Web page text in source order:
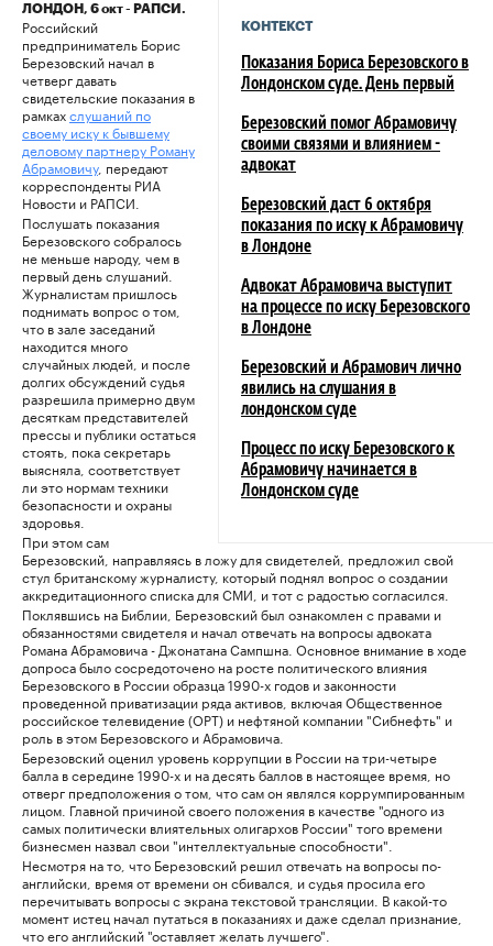
КОНТЕКСТ
Показания Бориса Березовского в
Лондонском суде. День первый
Березовский помог Абрамовичу
своими связями и влиянием -
адвокат
Березовский даст 6 октября
показания по иску к Абрамовичу
в Лондоне
Адвокат Абрамовича выступит
на процессе по иску Березовского
в Лондоне
Березовский и Абрамович лично
явились на слушания в
лондонском суде
Процесс по иску Березовского к
Абрамовичу начинается в
Лондонском суде
ЛОНДОН, 6 окт - РАПСИ.
Российский
предприниматель Борис
Березовский начал в
четверг давать
свидетельские показания в
рамкахслушаний по
своему иску к бывшему
деловому партнеру Роману
Абрамовичу, передают
корреспонденты РИА
Новости и РАПСИ.
Послушать показания
Березовского собралось
не меньше народу, чем в
первый день слушаний.
Журналистам пришлось
поднимать вопрос о том,
что в зале заседаний
находится много
случайных людей, и после
долгих обсуждений судья
разрешила примерно двум
десяткам представителей
прессы и публики остаться
стоять, пока секретарь
выясняла, соответствует
ли это нормам техники
безопасности и охраны
здоровья.
При этом сам
Березовский, направляясь в ложу для свидетелей, предложил свой
стул британскому журналисту, который поднял вопрос о создании
аккредитационного списка для СМИ, и тот с радостью согласился.
Поклявшись на Библии, Березовский был ознакомлен с правами и
обязанностями свидетеля и начал отвечать на вопросы адвоката
Романа Абрамовича - Джонатана Сампшна. Основное внимание в ходе
допроса было сосредоточено на росте политического влияния
Березовского в России образца 1990-х годов и законности
проведенной приватизации ряда активов, включая Общественное
российское телевидение (ОРТ) и нефтяной компании "Сибнефть" и
роль в этом Березовского и Абрамовича.
Березовский оценил уровень коррупции в России на три-четыре
балла в середине 1990-х и на десять баллов в настоящее время, но
отверг предположения о том, что сам он являлся коррумпированным
лицом. Главной причиной своего положения в качестве "одного из
самых политически влиятельных олигархов России" того времени
бизнесмен назвал свои "интеллектуальные способности".
Несмотря на то, что Березовский решил отвечать на вопросы по-
английски, время от времени он сбивался, и судья просила его
перечитывать вопросы с экрана текстовой трансляции. В какой-то
момент истец начал путаться в показаниях и даже сделал признание,
что его английский "оставляет желать лучшего".